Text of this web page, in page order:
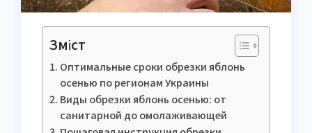
Зміст
Оптимальные сроки обрезки яблонь
осенью по регионам Украины
Виды обрезки яблонь осенью: от
санитарной до омолаживающей